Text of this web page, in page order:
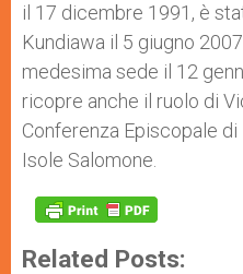
il 17 dicembre 1991, è
Kundiawa il 5 giugno
medesima sede il 12
ricopre anche il ruolo di
Conferenza Episcopale di
Isole Salomone.
Related Posts: